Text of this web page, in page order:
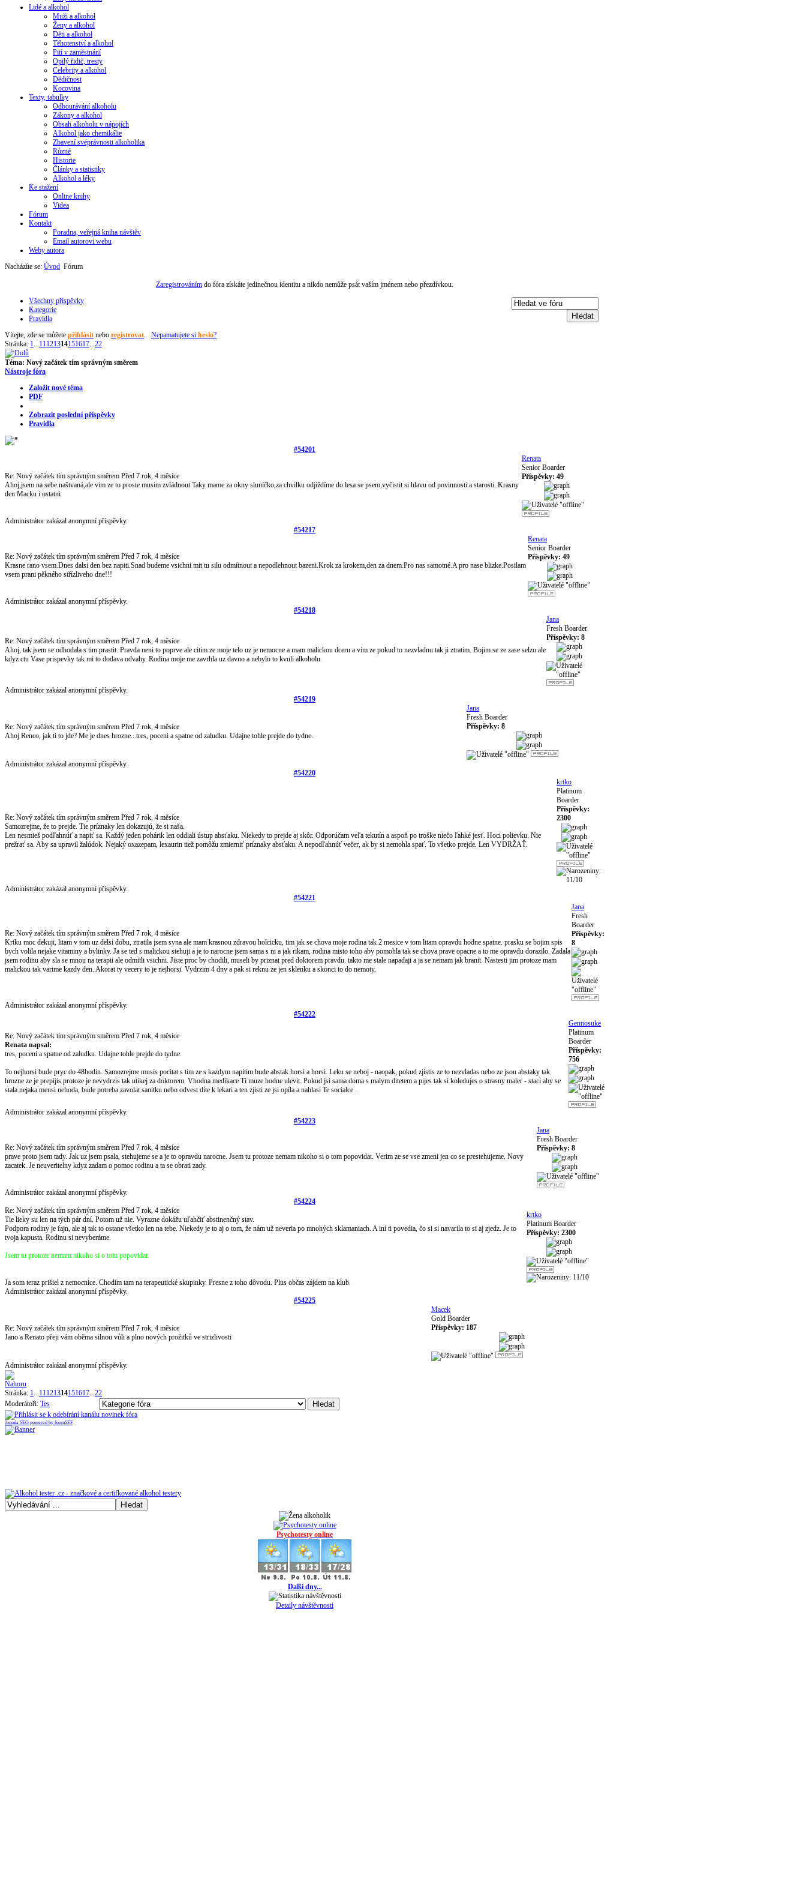
Lidé a alkohol
Muži a alkohol
Ženy a alkohol
Děti a alkohol
Těhotenství a alkohol
Pití v zaměstnání
Opilý řidič, tresty
Celebrity a alkohol
Dědičnost
Kocovina
Texty, tabulky
Odbourávání alkoholu
Zákony a alkohol
Obsah alkoholu v nápojích
Alkohol jako chemikálie
Zbavení svéprávnosti alkoholika
Různé
Historie
Články a statistiky
Alkohol a léky
Ke stažení
Online knihy
Videa
Fórum
Kontakt
Poradna, veřejná kniha návštěv
Email autorovi webu
Weby autora
Nacházíte se: Úvod Fórum
Zaregistrováním do fóra získáte jedinečnou identitu a nikdo nemůže psát vaším jménem nebo přezdívkou.
Všechny příspěvky
Kategorie
Pravidla
Vítejte, zde se můžete přihlásit nebo registrovat. Nepamatujete si heslo?
Stránka: 1...11121314151617...22
Téma: Nový začátek tím správným směrem
Nástroje fóra
Založit nové téma
PDF
Zobrazit poslední příspěvky
Pravidla
#54201
Re: Nový začátek tím správným směrem Před 7 rok, 4 měsíce
Ahoj,jsem na sebe naštvaná,ale vim ze to proste musim zvládnout.Taky mame za okny sluníčko,za chvilku odjíždíme do lesa se psem,vyčistit si hlavu od povinnosti a starosti. Krasny
den Macku i ostatni
Renata
Senior Boarder
Příspěvky: 49
Administrátor zakázal anonymní příspěvky.
#54217
Re: Nový začátek tím správným směrem Před 7 rok, 4 měsíce
Krasne rano vsem.Dnes dalsi den bez napiti.Snad budeme vsichni mit tu silu odmítnout a nepodlehnout bazeni.Krok za krokem,den za dnem.Pro nas samotné.A pro nase blizke.Posilam
vsem prani pěkného střízliveho dne!!!
Renata
Senior Boarder
Příspěvky: 49
Administrátor zakázal anonymní příspěvky.
#54218
Re: Nový začátek tím správným směrem Před 7 rok, 4 měsíce
Ahoj, tak jsem se odhodala s tim prastit. Pravda neni to poprve ale citim ze moje telo uz je nemocne a mam malickou dceru a vim ze pokud to nezvladnu tak ji ztratim. Bojim se ze zase selzu ale
kdyz ctu Vase prispevky tak mi to dodava odvahy. Rodina moje me zavrhla uz davno a nebylo to kvuli alkoholu.
Jana
Fresh Boarder
Příspěvky: 8
Administrátor zakázal anonymní příspěvky.
#54219
Re: Nový začátek tím správným směrem Před 7 rok, 4 měsíce
Ahoj Renco, jak ti to jde? Me je dnes hrozne...tres, poceni a spatne od zaludku. Udajne tohle prejde do tydne.
Jana
Fresh Boarder
Příspěvky: 8
Administrátor zakázal anonymní příspěvky.
#54220
Re: Nový začátek tím správným směrem Před 7 rok, 4 měsíce
Samozrejme, že to prejde. Tie príznaky len dokazujú, že si naša.
Len nesmieš podľahnúť a napiť sa. Každý jeden pohárik len oddiali ústup absťaku. Niekedy to prejde aj skôr. Odporúčam veľa tekutín a aspoň po troške niečo ľahké jesť. Hoci polievku. Nie
prežrať sa. Aby sa upravil žalúdok. Nejaký oxazepam, lexaurin tiež pomôžu zmierniť príznaky absťaku. A nepodľahnúť večer, ak by si nemohla spať. To všetko prejde. Len VYDRŽAŤ.
krtko
Platinum
Boarder
Příspěvky:
2300
Administrátor zakázal anonymní příspěvky.
#54221
Re: Nový začátek tím správným směrem Před 7 rok, 4 měsíce
Krtku moc dekuji, litam v tom uz delsi dobu, ztratila jsem syna ale mam krasnou zdravou holcicku, tim jak se chova moje rodina tak 2 mesice v tom litam opravdu hodne spatne. prasku se bojim spis
bych volila nejake vitaminy a bylinky. Ja se ted s malickou stehuji a je to narocne jsem sama s ni a jak rikam, rodina misto toho aby pomohla tak se chova prave opacne a to me opravdu dorazilo. Zadala
jsem rodinu aby sla se mnou na terapii ale odmitli vsichni. Jiste proc by chodili, museli by priznat pred doktorem pravdu. takto me stale napadaji a ja se nemam jak branit. Nastesti jim protoze mam
malickou tak varime kazdy den. Akorat ty vecery to je nejhorsi. Vydrzim 4 dny a pak si reknu ze jen sklenku a skonci to do nemoty.
Jana
Fresh
Boarder
Příspěvky:
8
Administrátor zakázal anonymní příspěvky.
#54222
Re: Nový začátek tím správným směrem Před 7 rok, 4 měsíce
Renata napsal:
tres, poceni a spatne od zaludku. Udajne tohle prejde do tydne.
To nejhorsi bude pryc do 48hodin. Samozrejme musis pocitat s tim ze s kazdym napitim bude abstak horsi a horsi. Leku se neboj - naopak, pokud zjistis ze to nezvladas nebo ze jsou abstaky tak
hrozne ze je prepijis protoze je nevydrzis tak utikej za doktorem. Vhodna medikace Ti muze hodne ulevit. Pokud jsi sama doma s malym ditetem a pijes tak si koledujes o strasny maler - staci aby se
stala nejaka mensi nehoda, bude potreba zavolat sanitku nebo odvest dite k lekari a ten zjisti ze jsi opila a nahlasi Te socialce .
Gennosuke
Platinum
Boarder
Příspěvky:
756
Administrátor zakázal anonymní příspěvky.
#54223
Re: Nový začátek tím správným směrem Před 7 rok, 4 měsíce
prave proto jsem tady. Jak uz jsem psala, stehujeme se a je to opravdu narocne. Jsem tu protoze nemam nikoho si o tom popovidat. Verim ze se vse zmeni jen co se prestehujeme. Novy
zacatek. Je neuveritelny kdyz zadam o pomoc rodinu a ta se obrati zady.
Jana
Fresh Boarder
Příspěvky: 8
Administrátor zakázal anonymní příspěvky.
#54224
Re: Nový začátek tím správným směrem Před 7 rok, 4 měsíce
Tie lieky su len na tých pár dní. Potom už nie. Vyrazne dokážu uľahčiť abstinenčný stav.
Podpora rodiny je fajn, ale aj tak to ostane všetko len na tebe. Niekedy je to aj o tom, že nám už neveria po mnohých sklamaniach. A iní ti povedia, čo si si navarila to si aj zjedz. Je to
tvoja kapusta. Rodinu si nevyberáme.
Jsem tu protoze nemam nikoho si o tom popovidat.
Ja som teraz prišiel z nemocnice. Chodím tam na terapeutické skupinky. Presne z toho dôvodu. Plus občas zájdem na klub.
krtko
Platinum Boarder
Příspěvky: 2300
Administrátor zakázal anonymní příspěvky.
#54225
Re: Nový začátek tím správným směrem Před 7 rok, 4 měsíce
Jano a Renato přeji vám oběma silnou vůli a plno nových prožitků ve strizlivosti
Macek
Gold Boarder
Příspěvky: 187
Administrátor zakázal anonymní příspěvky.
Stránka: 1...11121314151617...22
Moderátoři: Tes
Joomla SEO powered by JoomSEF
Psychotesty online
Další dny...
Detaily návštěvnosti